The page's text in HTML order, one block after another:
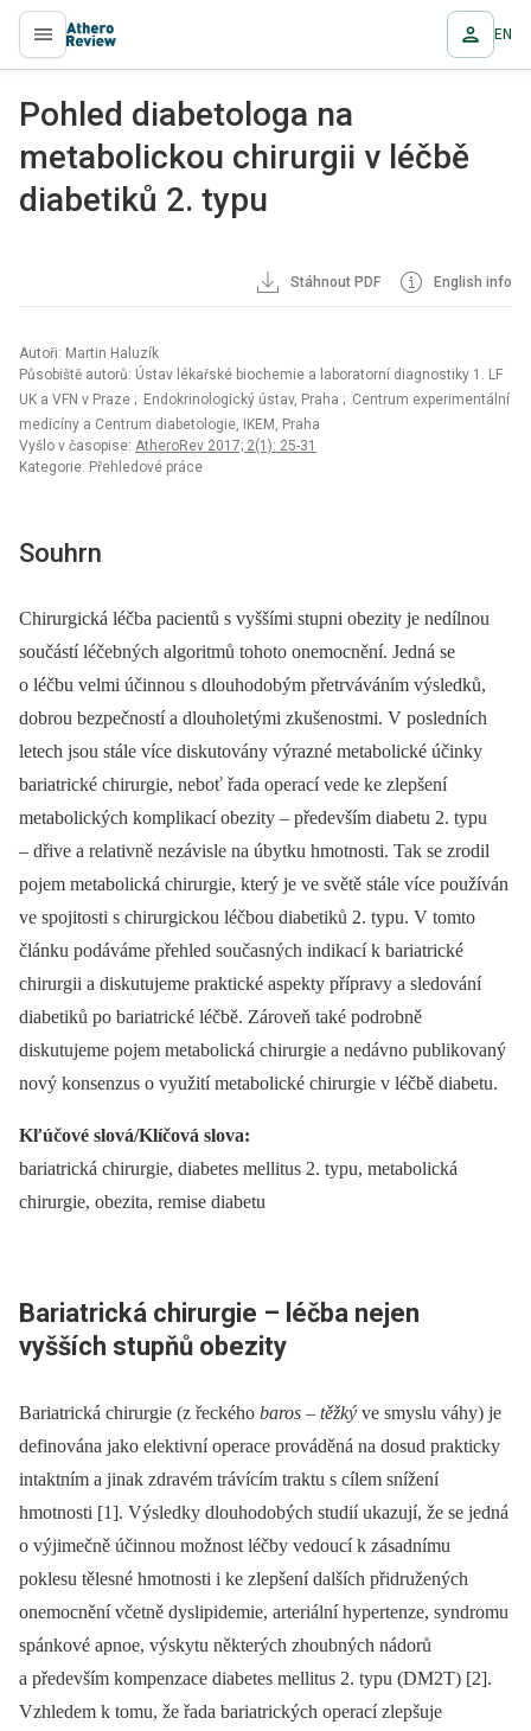
proLékaře.cz EN
Pohled diabetologa na
metabolickou chirurgii v léčbě
diabetiků 2. typu
Stáhnout PDF English info
Autoři: Martin Haluzík
Působiště autorů: Ústav lékařské biochemie a laboratorní diagnostiky 1. LF
UK a VFN v Praze ; Endokrinologický ústav, Praha ; Centrum experimentální
medicíny a Centrum diabetologie, IKEM, Praha
Vyšlo v časopise: AtheroRev 2017; 2(1): 25-31
Kategorie: Přehledové práce
Souhrn
Chirurgická léčba pacientů s vyššími stupni obezity je nedílnou
součástí léčebných algoritmů tohoto onemocnění. Jedná se
o léčbu velmi účinnou s dlouhodobým přetrváváním výsledků,
dobrou bezpečností a dlouholetými zkušenostmi. V posledních
letech jsou stále více diskutovány výrazné metabolické účinky
bariatrické chirurgie, neboť řada operací vede ke zlepšení
metabolických komplikací obezity –⁠ především diabetu 2. typu
–⁠ dřive a relativně nezávisle na úbytku hmotnosti. Tak se zrodil
pojem metabolická chirurgie, který je ve světě stále více používán
ve spojitosti s chirurgickou léčbou diabetiků 2. typu. V tomto
článku podáváme přehled současných indikací k bariatrické
chirurgii a diskutujeme praktické aspekty přípravy a sledování
diabetiků po bariatrické léčbě. Zároveň také podrobně
diskutujeme pojem metabolická chirurgie a nedávno publikovaný
nový konsenzus o využití metabolické chirurgie v léčbě diabetu.
Kľúčové slová/Klíčová slova:
bariatrická chirurgie, diabetes mellitus 2. typu, metabolická
chirurgie, obezita, remise diabetu
Bariatrická chirurgie –⁠ léčba nejen
vyšších stupňů obezity
Bariatrická chirurgie (z řeckého baros –⁠ těžký ve smyslu váhy) je
definována jako elektivní operace prováděná na dosud prakticky
intaktním a jinak zdravém trávícím traktu s cílem snížení
hmotnosti [1]. Výsledky dlouhodobých studií ukazují, že se jedná
o výjimečně účinnou možnost léčby vedoucí k zásadnímu
poklesu tělesné hmotnosti i ke zlepšení dalších přidružených
onemocnění včetně dyslipidemie, arteriální hypertenze, syndromu
spánkové apnoe, výskytu některých zhoubných nádorů
a především kompenzace diabetes mellitus 2. typu (DM2T) [2].
Vzhledem k tomu, že řada bariatrických operací zlepšuje